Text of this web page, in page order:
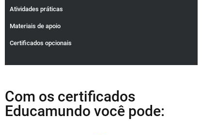
Atividades práticas
Materiais de apoio
Certificados opcionais
Com os certificados
Educamundo você pode: